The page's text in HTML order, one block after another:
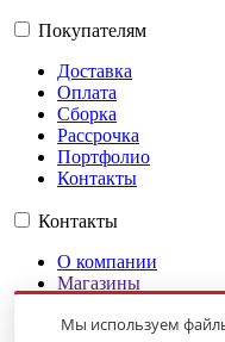
Покупателям
Доставка
Оплата
Сборка
Рассрочка
Портфолио
Контакты
Контакты
О компании
Магазины
Оплата
Мы используем